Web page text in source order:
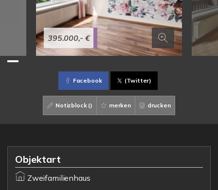
395.000,- €
Facebook (Twitter)
Notizblock () merken drucken
Objektart
Zweifamilienhaus